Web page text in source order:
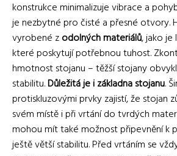
konstrukce minimalizuje vibrace a
je nezbytné pro čisté a přesné otvory.
vyrobené zodolných materiálů, jako
které poskytují potřebnou tuhost.
hmotnost stojanu – těžší stojany
stabilitu.Důležitá je i základna stojanu.
protiskluzovými prvky zajistí, že stojan
svém místě i při vrtání do tvrdých
mohou mít také možnost připevnění k
ještě větší stabilitu. Před vrtáním se